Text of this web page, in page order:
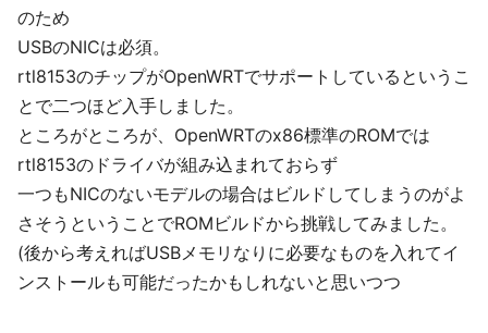
のため
USBのNICは必須。
rtl8153のチップがOpenWRTでサポートしているというこ
とで二つほど入手しました。
ところがところが、OpenWRTのx86標準のROMでは
rtl8153のドライバが組み込まれておらず
一つもNICのないモデルの場合はビルドしてしまうのがよ
さそうということでROMビルドから挑戦してみました。
(後から考えればUSBメモリなりに必要なものを入れてイ
ンストールも可能だったかもしれないと思いつつ